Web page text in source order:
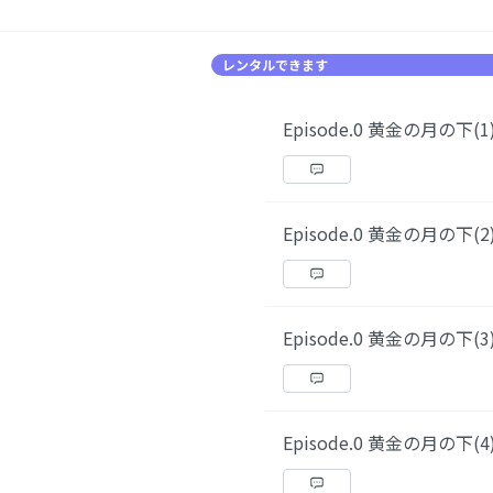
レンタルできます
Episode.0 黄金の月の下(1)
Episode.0 黄金の月の下(2)
Episode.0 黄金の月の下(3)
Episode.0 黄金の月の下(4)